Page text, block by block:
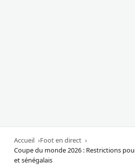
Accueil
Foot en direct
Coupe du monde 2026 : Restrictions
et sénégalais